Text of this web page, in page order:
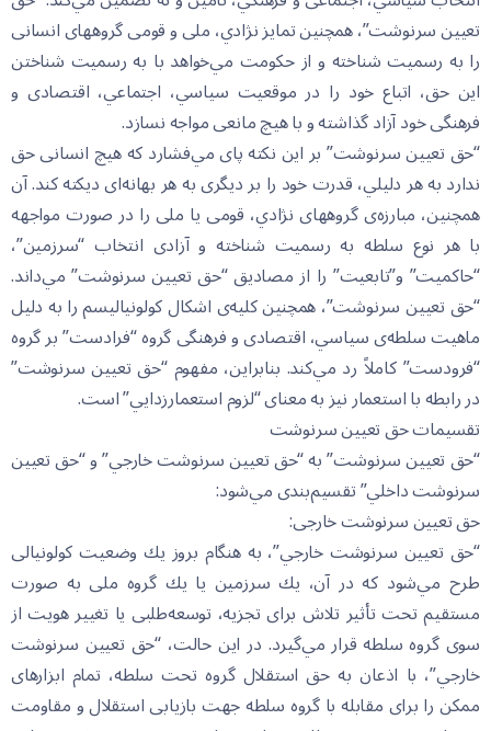
تعيين سرنوشت”، همچنين تمايز نژادي، ملى و قومى گروههاى انسانى
را به رسميت شناخته و از حكومت ‌مي‌خواهد با به رسميت شناختن
اين حق، اتباع خود را در موقعيت سياسي، اجتماعي، اقتصادى و
فرهنگى خود آزاد گذاشته و با هيچ مانعى مواجه نسازد.
“حق تعيين سرنوشت” بر اين نكته پاى مي‌فشارد كه هيچ انسانى حق
ندارد به هر دليلي، قدرت خود را بر ديگرى به هر بهانه‌اى ديكته كند. آن
همچنين، مبارزه‌ى گروههاى نژادي، قومى يا ملى را در صورت مواجهه
با هر نوع سلطه به رسميت شناخته و آزادى انتخاب “سرزمين”،
“حاكميت” و”تابعيت” را از مصاديق “حق تعيين سرنوشت” مي‌داند.
“حق تعيين سرنوشت”، همچنين كليه‌ى اشكال كولونياليسم را به دليل
ماهيت سلطه‌ى سياسي، اقتصادى و فرهنگى گروه “فرادست” بر گروه
“فرودست” كاملاً رد مي‌كند. بنابراين، مفهوم “حق تعيين سرنوشت”
در رابطه با استعمار نيز به معناى “لزوم استعمارزدايي” است.
تقسيمات حق تعيين سرنوشت
“حق تعيين سرنوشت” به “حق تعيين سرنوشت خارجي” و “حق تعيين
سرنوشت داخلي” تقسيم‌بندى مي‌شود:
حق تعیین سرنوشت خارجی:
“حق تعيين سرنوشت خارجي”، به هنگام بروز يك وضعيت كولونيالى
طرح مي‌شود كه در آن، يك سرزمين يا يك گروه ملى به صورت
مستقيم تحت تأثير تلاش براى تجزيه، توسعه‌طلبى يا تغيير هويت از
سوى گروه سلطه قرار مي‌گيرد. در اين حالت، “حق تعيين سرنوشت
خارجي”، با اذعان به حق استقلال گروه تحت سلطه، تمام ابزارهاى
ممكن را براى مقابله با گروه سلطه جهت بازيابى استقلال و مقاومت